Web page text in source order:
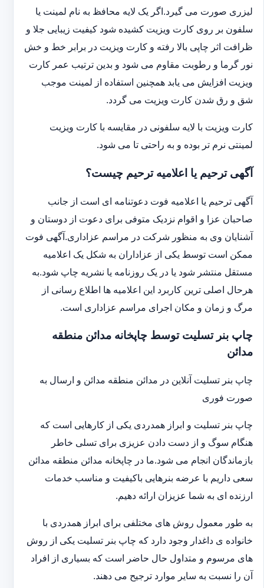
لیزری صورت می گیرد.اگر یک لایه محافظ به نام لمینت یا
سلفون بر روی کارت ویزیت کشیده شود کیفیت زیبایی جلا و
ظرافت اثر چاپی بالا رفته و کارت ویزیت در برابر خط و خش
نور گرما و رطوبت مقاوم می شود و بدین ترتیب عمر کارت
ویزیت افزایش می یابد همچنین استفاده از لمینت موجب
شق و رق شدن کارت ویزیت می گردد.
کارت ویزیت با لایه سلفونی در مقایسه با کارت ویزیت
لمینتی نرم تر بوده و به راحتی تا می شود.
آگهی ترحیم یا اعلامیه ترحیم چیست؟
آگهی ترحیم یا اعلامیه فوت دعوتنامه ای است از جانب
صاحبان عزا و اقوام نزدیک متوفی برای دعوت از دوستان و
آشنایان وی به منظور شرکت در مراسم عزاداری.آگهی فوت
ممکن است توسط یکی از عزاداران به شکل یک اعلامیه
مستقل منتشر شود یا در یک روزنامه یا نشریه چاپ شود.به
هرحال اصلی ترین کاربرد این اعلامیه ها اطلاع رسانی از
مرگ و زمان و مکان اجرای مراسم عزاداری است.
چاپ بنر تسلیت توسط چاپخانه مدائن منطقه
مدائن
چاپ بنر تسلیت آنلاین در مدائن منطقه مدائن و ارسال به
صورت فوری
چاپ بنر تسلیت و ابراز همدردی یکی از کارهایی است که
هنگام سوگ و از دست دادن عزیزی برای تسلی خاطر
بازماندگان انجام می شود.ما در چاپخانه مدائن منطقه مدائن
سعی داریم با عرضه بنرهایی باکیفیت و مناسب خدمات
ارزنده ای به شما عزیزان ارائه دهیم.
به طور معمول روش های مختلفی برای ابراز همدردی با
خانواده ی داغدار وجود دارد که چاپ بنر تسلیت یکی از روش
های مرسوم و متداول حال حاضر است که بسیاری از افراد
آن را نسبت به سایر موارد ترجیح می دهند.